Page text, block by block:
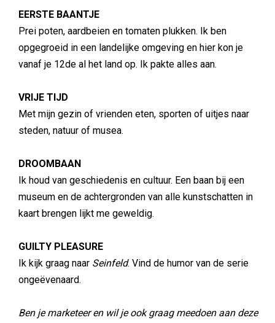
EERSTE BAANTJE
Prei poten, aardbeien en tomaten plukken. Ik ben
opgegroeid in een landelijke omgeving en hier kon je
vanaf je 12de al het land op. Ik pakte alles aan.
VRIJE TIJD
Met mijn gezin of vrienden eten, sporten of uitjes naar
steden, natuur of musea.
DROOMBAAN
Ik houd van geschiedenis en cultuur. Een baan bij een
museum en de achtergronden van alle kunstschatten in
kaart brengen lijkt me geweldig.
GUILTY PLEASURE
Ik kijk graag naar Seinfeld. Vind de humor van de serie
ongeëvenaard.
Ben je marketeer en wil je ook graag meedoen aan deze